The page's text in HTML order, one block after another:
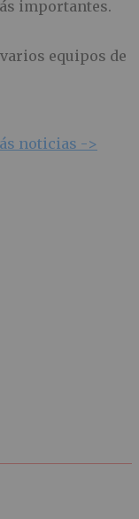
importantes.
equipos de
noticias ->